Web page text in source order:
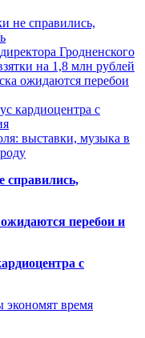
не справились,
Гродненского
на 1,8 млн рублей
ожидаются перебои
кардиоцентра с
выставки, музыка в
справились,
перебои и
с
экономят время